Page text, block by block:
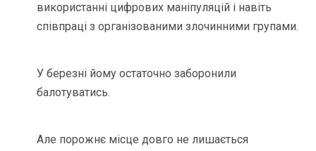
використанні цифрових маніпуляцій і навіть
співпраці з організованими злочинними групами.
У березні йому остаточно заборонили
балотуватись.
Але порожнє місце довго не лишається